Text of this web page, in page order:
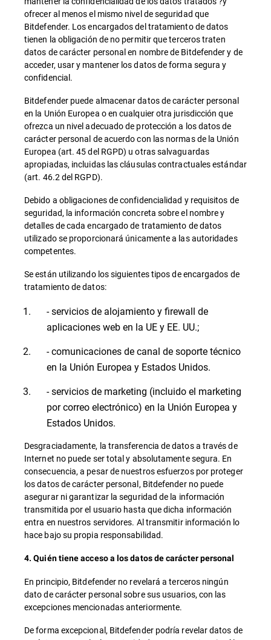
ofrecer al menos el mismo nivel de seguridad que
Bitdefender. Los encargados del tratamiento de datos
tienen la obligación de no permitir que terceros traten
datos de carácter personal en nombre de Bitdefender y de
acceder, usar y mantener los datos de forma segura y
confidencial.
Bitdefender puede almacenar datos de carácter personal
en la Unión Europea o en cualquier otra jurisdicción que
ofrezca un nivel adecuado de protección a los datos de
carácter personal de acuerdo con las normas de la Unión
Europea (art. 45 del RGPD) u otras salvaguardas
apropiadas, incluidas las cláusulas contractuales estándar
(art. 46.2 del RGPD).
Debido a obligaciones de confidencialidad y requisitos de
seguridad, la información concreta sobre el nombre y
detalles de cada encargado de tratamiento de datos
utilizado se proporcionará únicamente a las autoridades
competentes.
Se están utilizando los siguientes tipos de encargados de
tratamiento de datos:
- servicios de alojamiento y firewall de
aplicaciones web en la UE y EE. UU.;
- comunicaciones de canal de soporte técnico
en la Unión Europea y Estados Unidos.
- servicios de marketing (incluido el marketing
por correo electrónico) en la Unión Europea y
Estados Unidos.
Desgraciadamente, la transferencia de datos a través de
Internet no puede ser total y absolutamente segura. En
consecuencia, a pesar de nuestros esfuerzos por proteger
los datos de carácter personal, Bitdefender no puede
asegurar ni garantizar la seguridad de la información
transmitida por el usuario hasta que dicha información
entra en nuestros servidores. Al transmitir información lo
hace bajo su propia responsabilidad.
4. Quién tiene acceso a los datos de carácter personal
En principio, Bitdefender no revelará a terceros ningún
dato de carácter personal sobre sus usuarios, con las
excepciones mencionadas anteriormente.
De forma excepcional, Bitdefender podría revelar datos de